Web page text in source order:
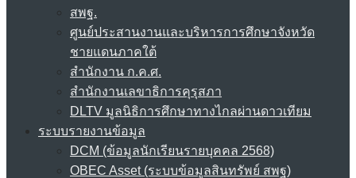
สพฐ.
ศูนย์ประสานงานและบริหารการศึกษาจังหวัด
ชายแดนภาคใต้
สำนักงาน ก.ค.ศ.
สำนักงานเลขาธิการคุรุสภา
DLTV มูลนิธิการศึกษาทางไกลผ่านดาวเทียม
ระบบรายงานข้อมูล
DCM (ข้อมูลนักเรียนรายบุคคล 2568)
OBEC Asset (ระบบข้อมูลสินทรัพย์ สพฐ)